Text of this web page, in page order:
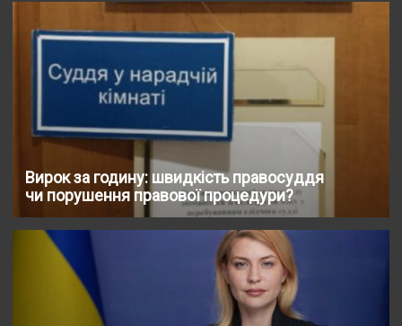
Вирок за годину: швидкість правосуддя
чи порушення правової процедури?